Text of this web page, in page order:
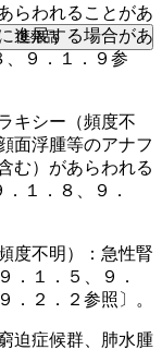
らわれることがあ
進展する場合があ
、９．１．９参
キシー（頻度不
面浮腫等のアナフ
む）があらわれる
１．８、９．
度不明）：急性腎
．１．５、９．
．２．２参照〕。
迫症候群、肺水腫
後発品